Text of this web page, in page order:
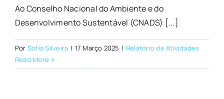
Ao Conselho Nacional do Ambiente e do
Desenvolvimento Sustentável (CNADS) [...]
Por Sofia Silveira | 17 Março 2025 | Relatório de Atividades
Read More